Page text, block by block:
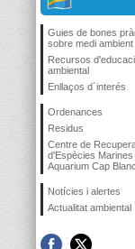
Guies de bones
sobre medi ambient
Recursos
ambiental
Enllaços d´interés
Ordenances
Residus
Centre de
d'Espècies Marines
Aquarium Cap Blanc
Notícies i alertes
Actualitat ambiental